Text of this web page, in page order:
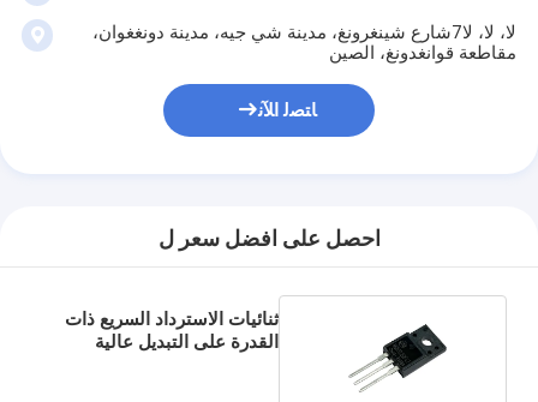
لا، لا، لا7شارع شينغرونغ، مدينة شي جيه، مدينة دونغغوان،
مقاطعة قوانغدونغ، الصين
ﺎﺘﺼﻟ ﺍﻶﻧ
احصل على افضل سعر ل
ثنائيات الاسترداد السريع ذات
القدرة على التبديل عالية